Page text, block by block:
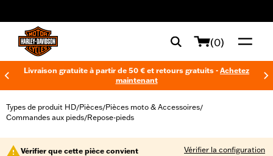
(0)
Livraison gratuite à partir de 50 € et retours gratuits - Achetez
maintenant
Types de produit HD/Pièces/Pièces moto & Accessoires/
Commandes aux pieds/Repose-pieds
Vérifier que cette pièce convient Vérifier la configuration